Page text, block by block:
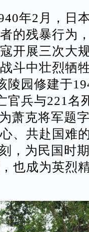
年2月，日
的残暴行为
开展三次大
斗中壮烈牺
陵园修建于
官兵与221名
萧克将军题
、共赴国难
，为民国时
也成为英烈